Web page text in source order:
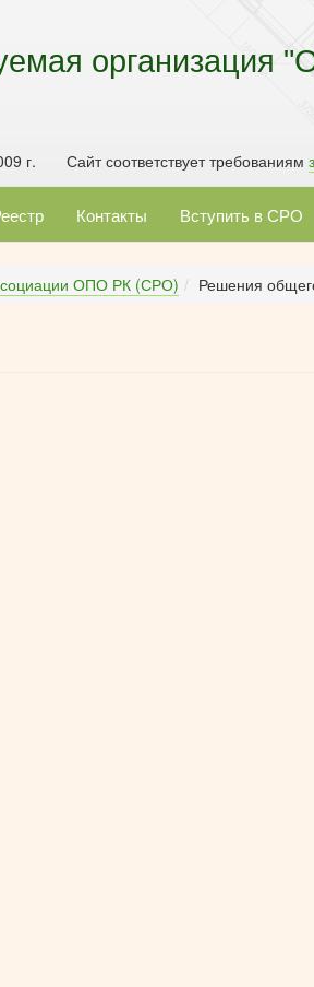
организация
г. Сайт соответствует требованиям
Контакты Вступить в СРО
ОПО РК (СРО) Решения